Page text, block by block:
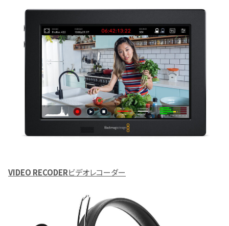
VIDEO RECODERビデオレコーダー